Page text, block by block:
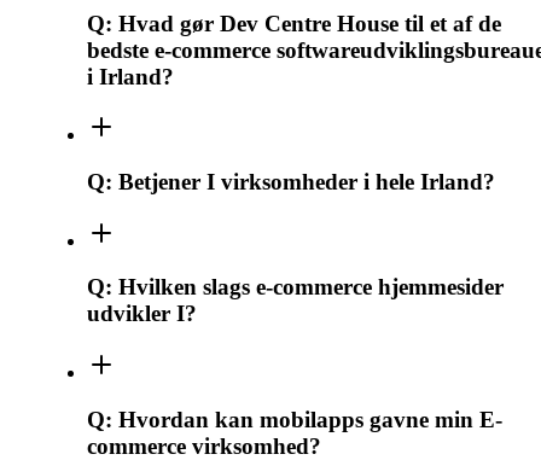
Q: Hvad gør Dev Centre House til et af de
bedste e-commerce
i Irland?
Q: Betjener I virksomheder i hele Irland?
Q: Hvilken slags e-commerce hjemmesider
udvikler I?
Q: Hvordan kan mobilapps gavne min E-
commerce virksomhed?